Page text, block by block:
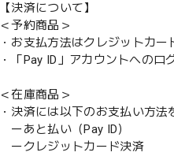
【決済について】
＜予約商品＞
・お支払方法はクレジットカー
・「Pay ID」アカウントへのロ
＜在庫商品＞
・決済には以下のお支払い方法
ーあと払い（Pay ID）
ークレジットカード決済